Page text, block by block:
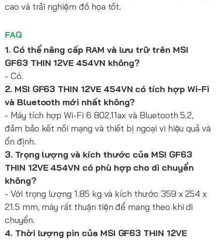
cao và trải nghiệm đồ họa tốt.
FAQ
1. Có thể nâng cấp RAM và lưu trữ trên MSI
GF63 THIN 12VE 454VN không?
- Có.
2. MSI GF63 THIN 12VE 454VN có tích hợp Wi-Fi
và Bluetooth mới nhất không?
- Máy tích hợp Wi-Fi 6 802.11ax và Bluetooth 5.2,
đảm bảo kết nối mạng và thiết bị ngoại vi hiệu quả và
ổn định.
3. Trọng lượng và kích thước của MSI GF63
THIN 12VE 454VN có phù hợp cho di chuyển
không?
- Với trọng lượng 1.85 kg và kích thước 359 x 254 x
21.5 mm, máy rất thuận tiện để mang theo khi di
chuyển.
4. Thời lượng pin của MSI GF63 THIN 12VE